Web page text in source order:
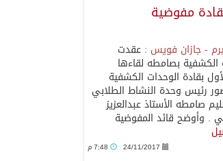
مفوضية
- جازان فويس : عقدت
الكشفية بصامطه لقاءها
بقادة الوحدات الكشفية
رئيس وحدة النشاط الطلابي
صامطه الأستاذ عبدالعزيز
. وأوضح قائد المفوضية
24/11/2017